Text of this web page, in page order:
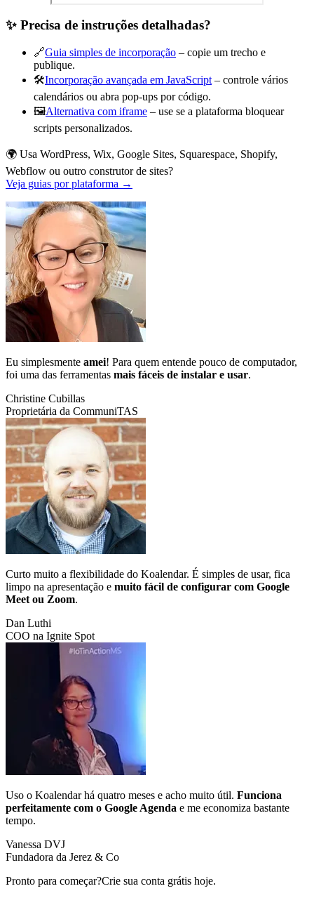
✨ Precisa de instruções detalhadas?
🔗Guia simples de incorporação – copie um trecho e
publique.
🛠️Incorporação avançada em JavaScript – controle vários
calendários ou abra pop-ups por código.
🖼️Alternativa com iframe – use se a plataforma bloquear
scripts personalizados.
🌍 Usa WordPress, Wix, Google Sites, Squarespace, Shopify,
Webflow ou outro construtor de sites?
Veja guias por plataforma →
Eu simplesmente amei! Para quem entende pouco de computador,
foi uma das ferramentas mais fáceis de instalar e usar.
Christine Cubillas
Proprietária da CommuniTAS
Curto muito a flexibilidade do Koalendar. É simples de usar, fica
limpo na apresentação e muito fácil de configurar com Google
Meet ou Zoom.
Dan Luthi
COO na Ignite Spot
Uso o Koalendar há quatro meses e acho muito útil. Funciona
perfeitamente com o Google Agenda e me economiza bastante
tempo.
Vanessa DVJ
Fundadora da Jerez & Co
Pronto para começar?Crie sua conta grátis hoje.